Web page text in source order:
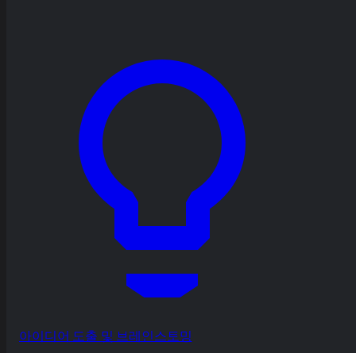
아이디어 도출 및 브레인스토밍